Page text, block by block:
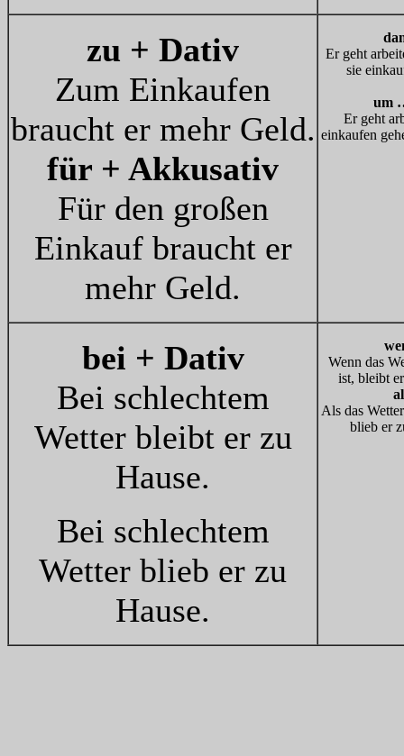
zu + Dativ
Zum Einkaufen
braucht er mehr Geld.
für + Akkusativ
Für den großen
Einkauf braucht er
mehr Geld.
Er geht
sie
um
Er geht
einkaufen
bei + Dativ
Bei schlechtem
Wetter bleibt er zu
Hause.
Bei schlechtem
Wetter blieb er zu
Hause.
Wenn das
ist, bleibt
Als das
blieb er